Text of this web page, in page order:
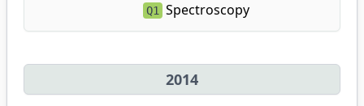
Q1 Spectroscopy
2014